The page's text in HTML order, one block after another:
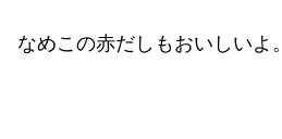
なめこの赤だしもおいしいよ。